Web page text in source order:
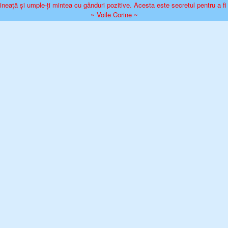
și umple-ți mintea cu gânduri pozitive. Acesta este secretul pentru a
~ Voile Corine ~